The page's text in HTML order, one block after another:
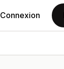
Connexion